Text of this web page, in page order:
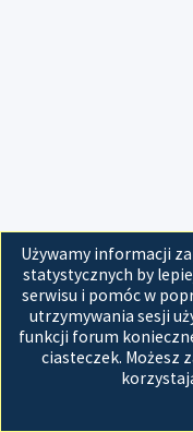
Używamy informacji
statystycznych by
serwisu i pomóc w
utrzymywania sesji
funkcji forum
ciasteczek. Możesz